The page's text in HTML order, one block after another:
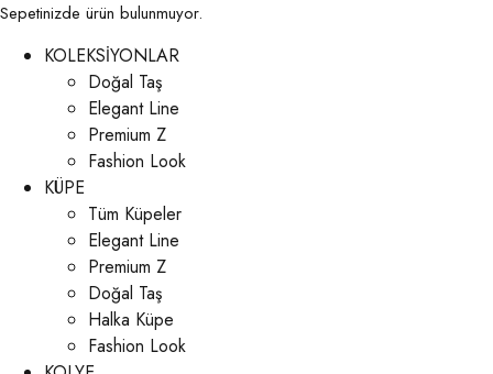
Sepetinizde ürün bulunmuyor.
KOLEKSİYONLAR
Doğal Taş
Elegant Line
Premium Z
Fashion Look
KÜPE
Tüm Küpeler
Elegant Line
Premium Z
Doğal Taş
Halka Küpe
Fashion Look